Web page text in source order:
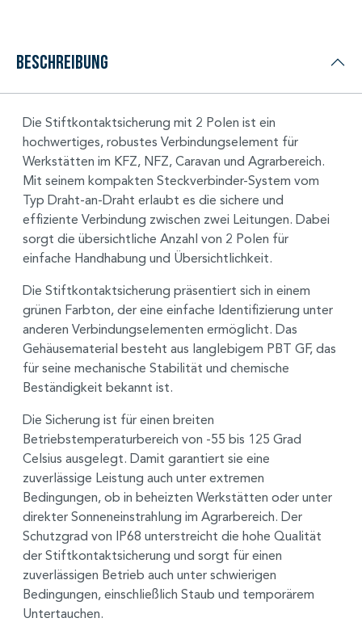
Beschreibung
Die Stiftkontaktsicherung mit 2 Polen ist ein
hochwertiges, robustes Verbindungselement für
Werkstätten im KFZ, NFZ, Caravan und Agrarbereich.
Mit seinem kompakten Steckverbinder-System vom
Typ Draht-an-Draht erlaubt es die sichere und
effiziente Verbindung zwischen zwei Leitungen. Dabei
sorgt die übersichtliche Anzahl von 2 Polen für
einfache Handhabung und Übersichtlichkeit.
Die Stiftkontaktsicherung präsentiert sich in einem
grünen Farbton, der eine einfache Identifizierung unter
anderen Verbindungselementen ermöglicht. Das
Gehäusematerial besteht aus langlebigem PBT GF, das
für seine mechanische Stabilität und chemische
Beständigkeit bekannt ist.
Die Sicherung ist für einen breiten
Betriebstemperaturbereich von -55 bis 125 Grad
Celsius ausgelegt. Damit garantiert sie eine
zuverlässige Leistung auch unter extremen
Bedingungen, ob in beheizten Werkstätten oder unter
direkter Sonneneinstrahlung im Agrarbereich. Der
Schutzgrad von IP68 unterstreicht die hohe Qualität
der Stiftkontaktsicherung und sorgt für einen
zuverlässigen Betrieb auch unter schwierigen
Bedingungen, einschließlich Staub und temporärem
Untertauchen.